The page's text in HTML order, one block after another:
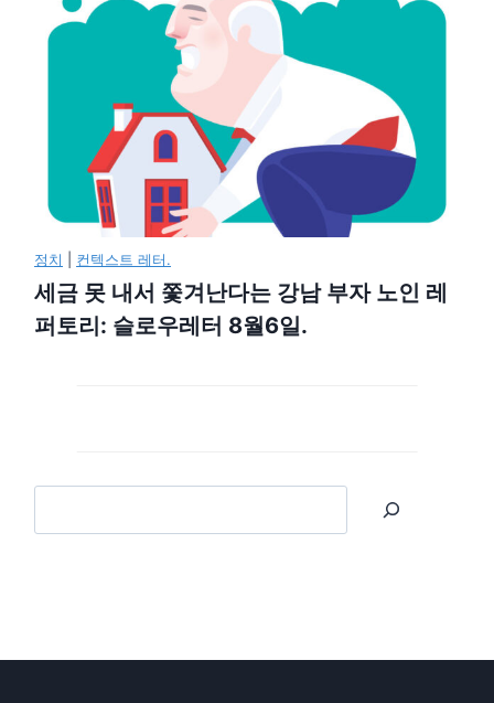
정치 컨텍스트 레터.
세금 못 내서 쫓겨난다는 강남 부자 노인 레
퍼토리: 슬로우레터 8월6일.